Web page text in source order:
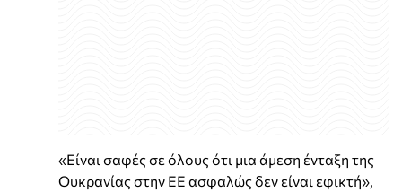
«Είναι σαφές σε όλους ότι μια άμεση ένταξη της
Ουκρανίας στην ΕΕ ασφαλώς δεν είναι εφικτή»,